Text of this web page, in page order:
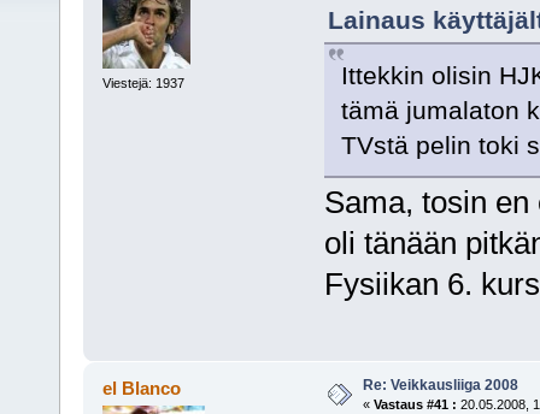
Viestejä: 1937
Lainaus
Ittekkin olisin
tämä jumalaton
TVstä pelin toki
Sama, tosin
oli tänään
Fysiikan 6.
el Blanco Re: Veikkausliiga 2008
« Vastaus #41 : 20.05.2008,